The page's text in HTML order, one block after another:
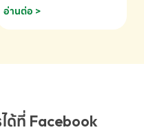
075-691910
อ่านต่อ >
ด้ที่ Facebook